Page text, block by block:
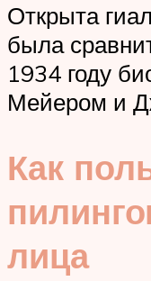
Открыта
была
1934 году
Мейером и
Как
лица